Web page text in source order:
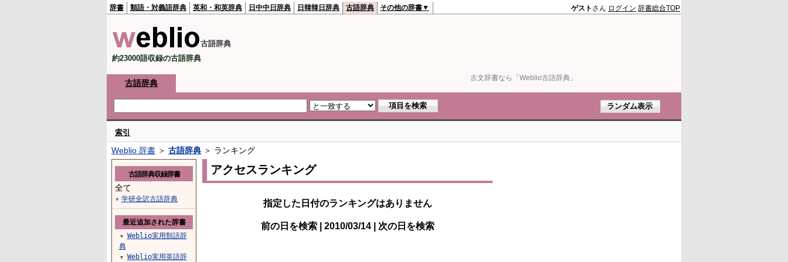
古文辞書なら「Weblio古語辞典」
辞書 類語・対義語辞典 英和・和英辞典 日中中日辞典 日韓韓日辞典 古語辞典 その他の辞書▼ ゲスト さん ログイン 辞書総合TOP
古語辞典
約23000語収録の古語辞典
古語辞典
索引
Weblio 辞書 ＞ 古語辞典 ＞ ランキング
アクセスランキング
指定した日付のランキングはありません
前の日を検索 | 2010/03/14 | 次の日を検索
古語辞典収録辞書
全て
▼ 学研全訳古語辞典
最近追加された辞書
▼
Weblio実用類語辞
典
▼ Weblio実用英語辞